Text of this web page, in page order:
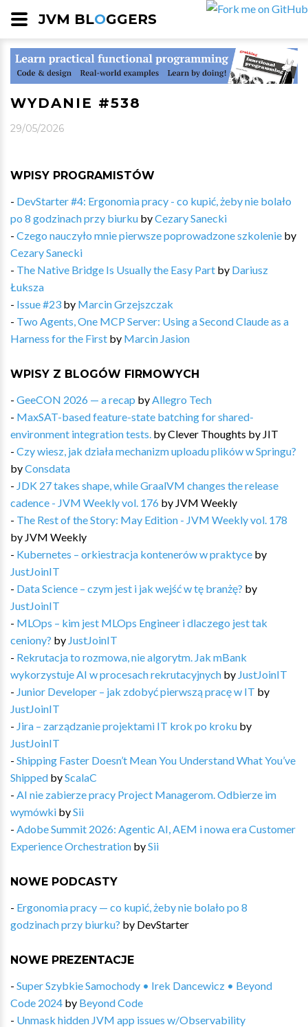
JVM BLOGGERS
WYDANIE #538
29/05/2026
WPISY PROGRAMISTÓW
- DevStarter #4: Ergonomia pracy - co kupić, żeby nie bolało
po 8 godzinach przy biurku byCezary Sanecki
- Czego nauczyło mnie pierwsze poprowadzone szkolenie by
Cezary Sanecki
- The Native Bridge Is Usually the Easy Part by Dariusz
Łuksza
- Issue #23 by Marcin Grzejszczak
- Two Agents, One MCP Server: Using a Second Claude as a
Harness for the First by Marcin Jasion
WPISY Z BLOGÓW FIRMOWYCH
- GeeCON 2026 — a recap by Allegro Tech
- MaxSAT-based feature-state batching for shared-
environment integration tests. byClever Thoughts by JIT
- Czy wiesz, jak działa mechanizm uploadu plików w Springu?
byConsdata
- JDK 27 takes shape, while GraalVM changes the release
cadence - JVM Weekly vol. 176 by JVM Weekly
- The Rest of the Story: May Edition - JVM Weekly vol. 178
by JVM Weekly
- Kubernetes – orkiestracja kontenerów w praktyce by
JustJoinIT
- Data Science – czym jest i jak wejść w tę branżę? by
JustJoinIT
- MLOps – kim jest MLOps Engineer i dlaczego jest tak
ceniony? by JustJoinIT
- Rekrutacja to rozmowa, nie algorytm. Jak mBank
wykorzystuje AI w procesach rekrutacyjnych by JustJoinIT
- Junior Developer – jak zdobyć pierwszą pracę w IT by
JustJoinIT
- Jira – zarządzanie projektami IT krok po kroku by
JustJoinIT
- Shipping Faster Doesn’t Mean You Understand What You’ve
Shipped byScalaC
- AI nie zabierze pracy Project Managerom. Odbierze im
wymówki bySii
- Adobe Summit 2026: Agentic AI, AEM i nowa era Customer
Experience Orchestration bySii
NOWE PODCASTY
- Ergonomia pracy — co kupić, żeby nie bolało po 8
godzinach przy biurku? by DevStarter
NOWE PREZENTACJE
- Super Szybkie Samochody • Irek Dancewicz • Beyond
Code 2024 by Beyond Code
- Unmask hidden JVM app issues w/Observability